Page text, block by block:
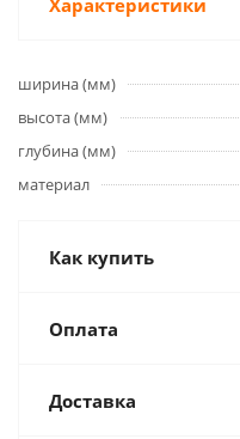
Характеристики
ширина (мм)
высота (мм)
глубина (мм)
материал
Как купить
Оплата
Доставка